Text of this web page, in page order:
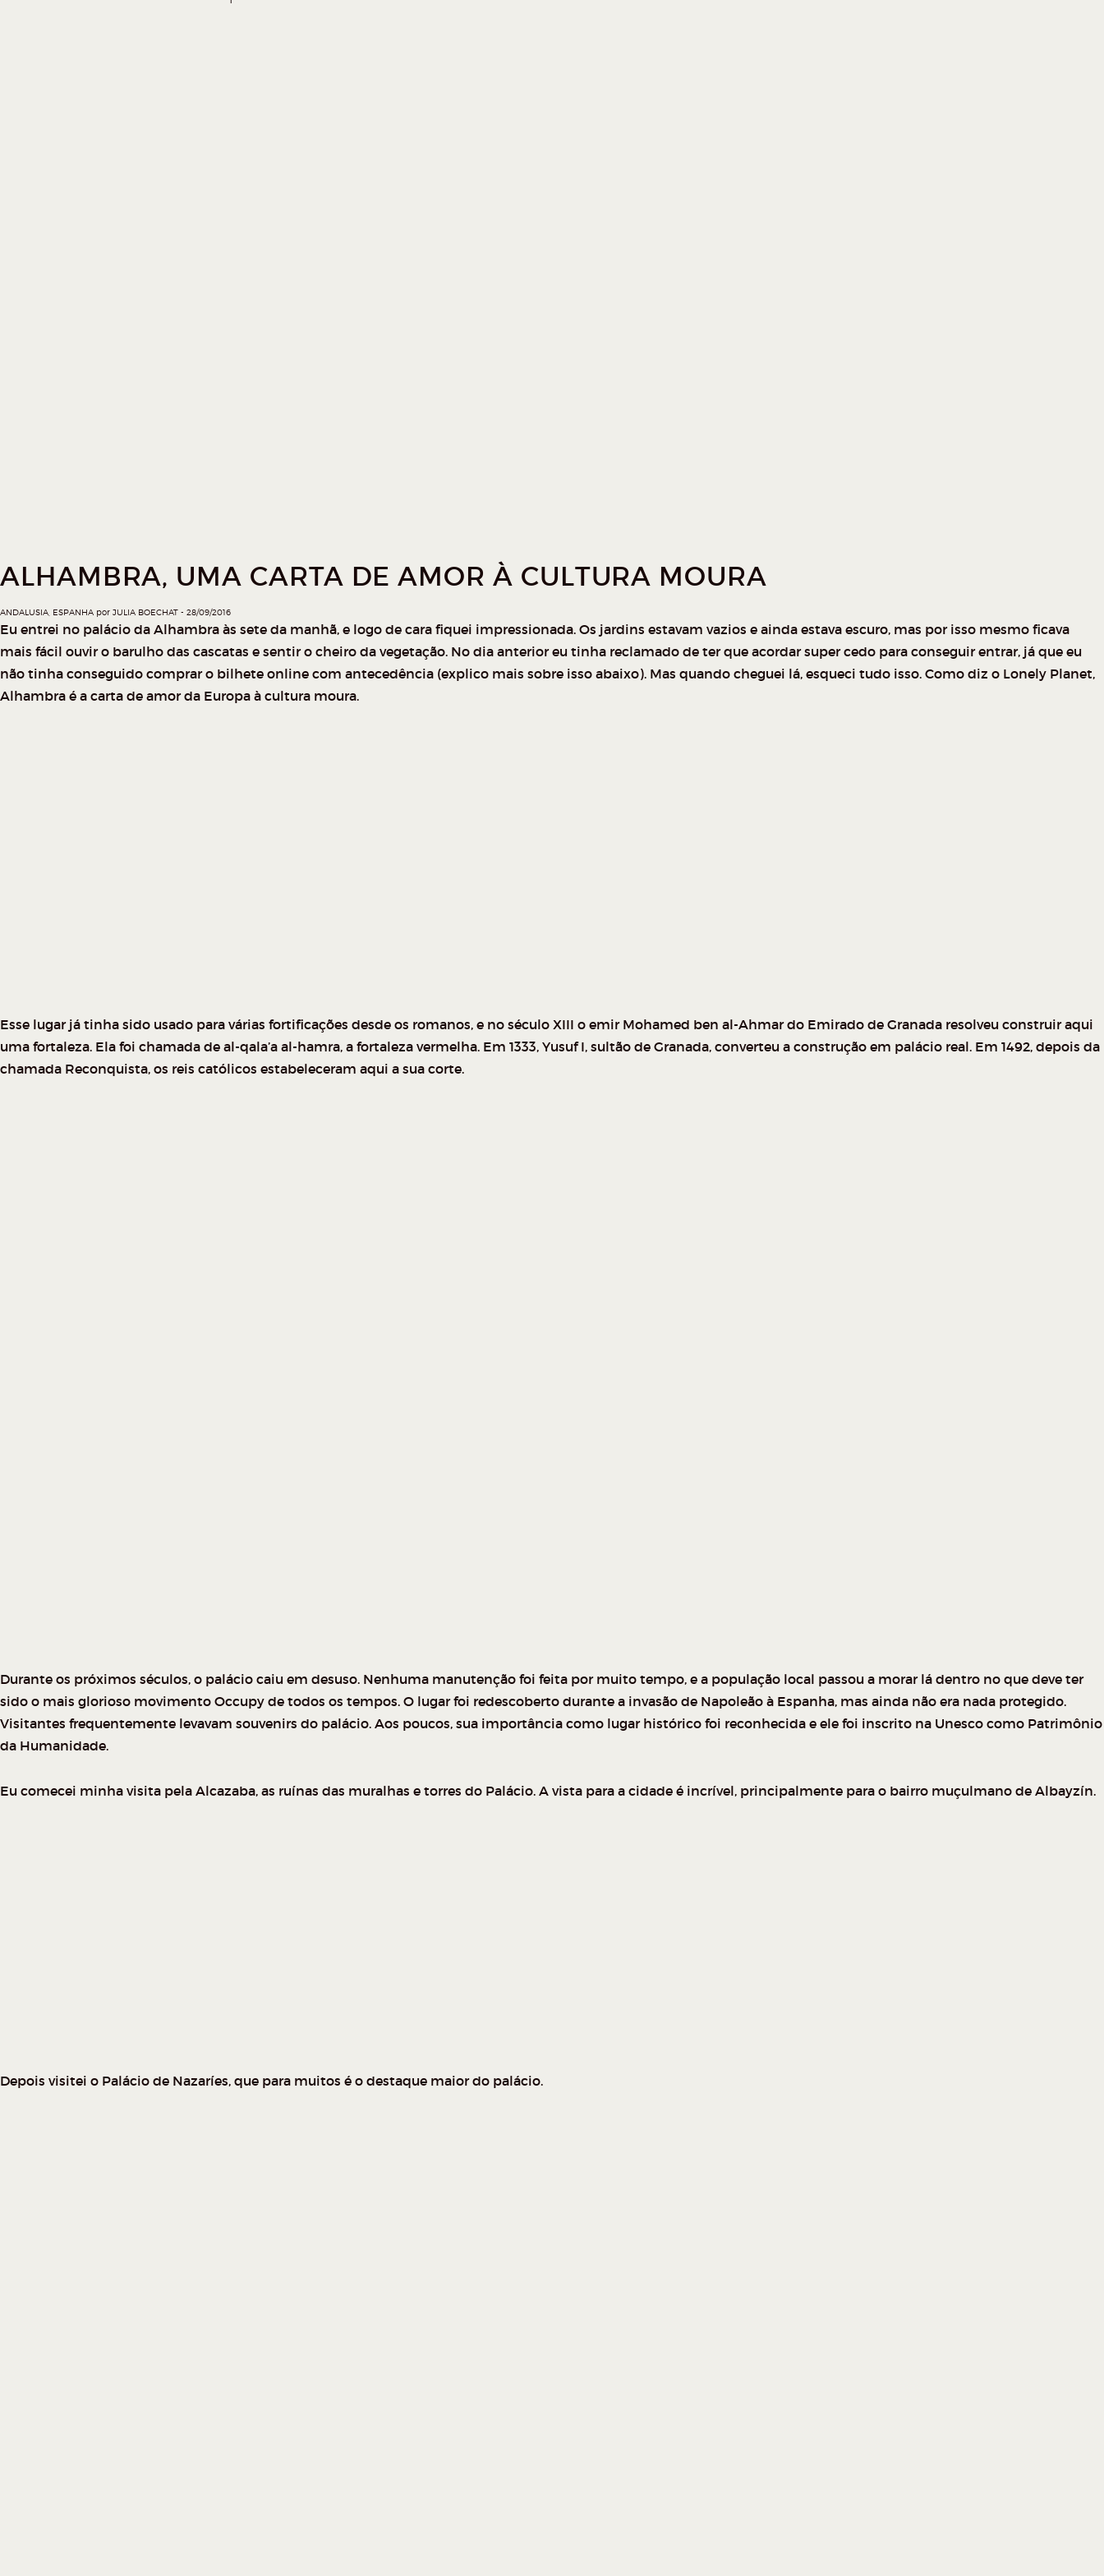
ALHAMBRA, UMA CARTA DE AMOR À CULTURA MOURA
ANDALUSIA ESPANHA por JULIA BOECHAT 28/09/2016
Eu entrei no palácio da Alhambra às sete da manhã, e logo de cara fiquei impressionada. Os jardins estavam vazios e ainda estava escuro, mas por isso mesmo ficava
mais fácil ouvir o barulho das cascatas e sentir o cheiro da vegetação. No dia anterior eu tinha reclamado de ter que acordar super cedo para conseguir entrar, já que eu
não tinha conseguido comprar o bilhete online com antecedência (explico mais sobre isso abaixo). Mas quando cheguei lá, esqueci tudo isso. Como diz o Lonely Planet,
Alhambra é a carta de amor da Europa à cultura moura.
Esse lugar já tinha sido usado para várias fortificações desde os romanos, e no século XIII o emir Mohamed ben al-Ahmar do Emirado de Granada resolveu construir aqui
uma fortaleza. Ela foi chamada de al-qala’a al-hamra, a fortaleza vermelha. Em 1333, Yusuf I, sultão de Granada, converteu a construção em palácio real. Em 1492, depois da
chamada Reconquista, os reis católicos estabeleceram aqui a sua corte.
Durante os próximos séculos, o palácio caiu em desuso. Nenhuma manutenção foi feita por muito tempo, e a população local passou a morar lá dentro no que deve ter
sido o mais glorioso movimento Occupy de todos os tempos. O lugar foi redescoberto durante a invasão de Napoleão à Espanha, mas ainda não era nada protegido.
Visitantes frequentemente levavam souvenirs do palácio. Aos poucos, sua importância como lugar histórico foi reconhecida e ele foi inscrito na Unesco como Patrimônio
da Humanidade.
Eu comecei minha visita pela Alcazaba, as ruínas das muralhas e torres do Palácio. A vista para a cidade é incrível, principalmente para o bairro muçulmano de Albayzín.
Depois visitei o Palácio de Nazaríes, que para muitos é o destaque maior do palácio.